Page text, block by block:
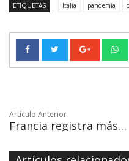
ETIQUETAS Italia pandemia
Artículo Anterior
Francia registra más de 12,200 muertos desde el inicio de la epidemia